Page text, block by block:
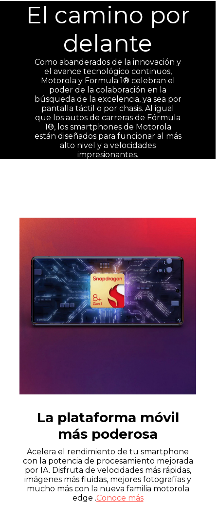
El camino por
delante
Como abanderados de la innovación y
el avance tecnológico continuos,
Motorola y Formula 1® celebran el
poder de la colaboración en la
búsqueda de la excelencia, ya sea por
pantalla táctil o por chasis. Al igual
que los autos de carreras de Fórmula
1®, los smartphones de Motorola
están diseñados para funcionar al más
alto nivel y a velocidades
impresionantes.
La plataforma móvil
más poderosa
Acelera el rendimiento de tu smartphone
con la potencia de procesamiento mejorada
por IA. Disfruta de velocidades más rápidas,
imágenes más fluidas, mejores fotografías y
mucho más con la nueva familia motorola
edge .Conoce más